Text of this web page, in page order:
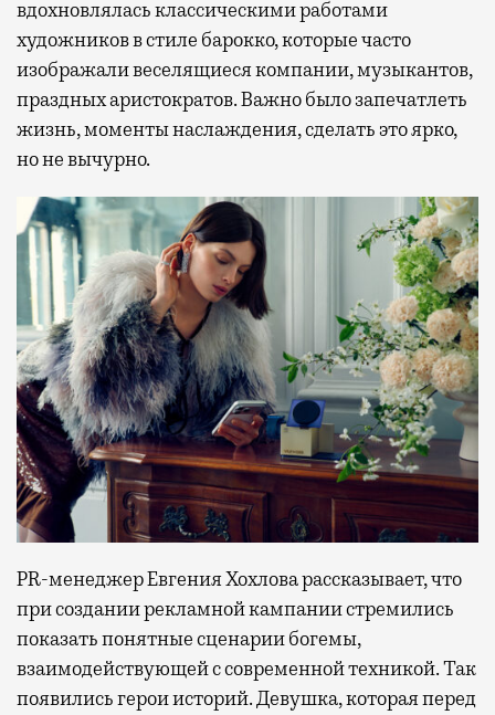
вдохновлялась классическими работами
художников в стиле барокко, которые часто
изображали веселящиеся компании, музыкантов,
праздных аристократов. Важно было запечатлеть
жизнь, моменты наслаждения, сделать это ярко,
но не вычурно.
PR-менеджер Евгения Хохлова рассказывает, что
при создании рекламной кампании стремились
показать понятные сценарии богемы,
взаимодействующей с современной техникой. Так
появились герои историй. Девушка, которая перед